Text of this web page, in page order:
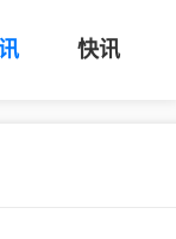
快讯